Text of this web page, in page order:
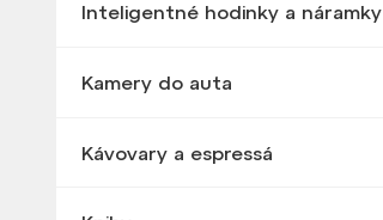
Inteligentné hodinky a náramky
Kamery do auta
Kávovary a espressá